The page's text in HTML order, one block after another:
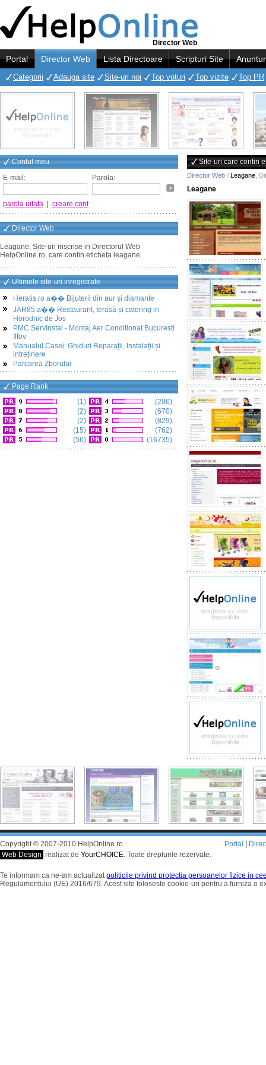
Director Web
Portal Director Web Lista Directoare Scripturi Site
Categorii Adauga site Site-uri noi Top voturi Top vizite Top PR
Contul meu
E-mail:
Parola:
parola uitata creare cont
Director Web
Leagane, Site-uri inscrise in Directorul Web
HelpOnline.ro, care contin eticheta leagane
Ultimele site-uri inregistrate
Heratis.ro a�� Bijuterii din aur și diamante
JAR85 a�� Restaurant, terasă și catering in
Horodnic de Jos
PMC ServInstal - Montaj Aer Conditionat Bucuresti
Ilfov
Manualul Casei: Ghiduri Reparații, Instalații și
intreținere
Parcarea Zborului
Page Rank
(1)
(2)
(2)
(15)
(56)
(296)
(670)
(829)
(762)
(16735)
Site-uri care contin
Director Web / Leagane
Leagane
Copyright © 2007-2010 HelpOnline.ro
Web Design realizat de YourCHOICE. Toate drepturile rezervate.
Portal
Te informam ca ne-am actualizatpoliticile privind protectia persoanelor fizice in
Regulamentului (UE) 2016/679. Acest site foloseste cookie-uri pentru a furniza o